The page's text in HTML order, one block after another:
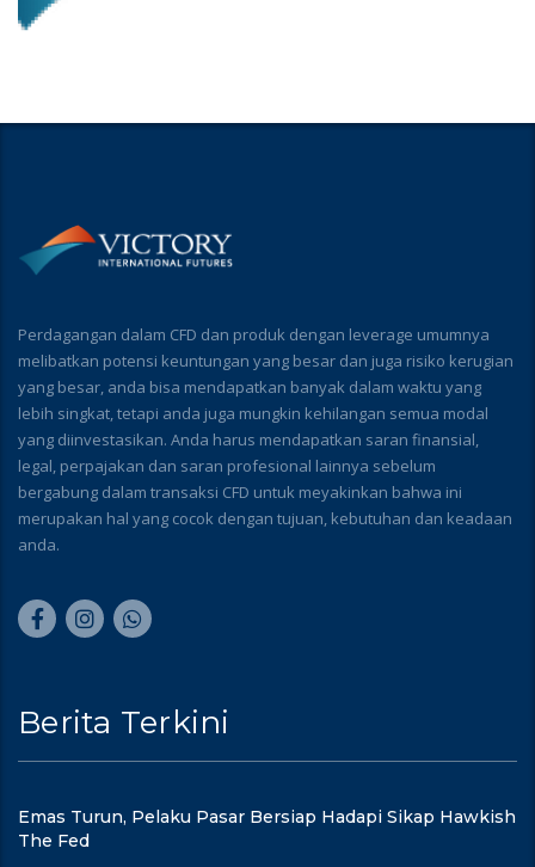
Perdagangan dalam CFD dan produk dengan leverage umumnya
melibatkan potensi keuntungan yang besar dan juga risiko kerugian
yang besar, anda bisa mendapatkan banyak dalam waktu yang
lebih singkat, tetapi anda juga mungkin kehilangan semua modal
yang diinvestasikan. Anda harus mendapatkan saran finansial,
legal, perpajakan dan saran profesional lainnya sebelum
bergabung dalam transaksi CFD untuk meyakinkan bahwa ini
merupakan hal yang cocok dengan tujuan, kebutuhan dan keadaan
anda.
Berita Terkini
Emas Turun, Pelaku Pasar Bersiap Hadapi Sikap Hawkish
The Fed